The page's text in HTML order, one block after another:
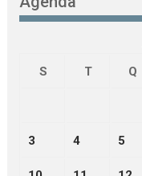
S
T Q
3 4 5